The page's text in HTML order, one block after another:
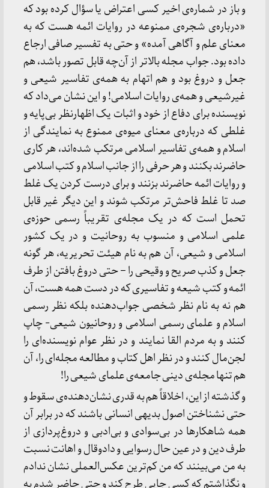
و باز در شماره‌ی اخیر کسی اعتراض یا سؤال کرده بود که
«درباره‌ی شجره‌ی ممنوعه در روایات ائمه هست که به
معنای علم و آگاهی آمده» و حتی به تفسیر صافی ارجاع
داده بود. جواب مجله بالاتر از آن‌چه قابل تصور باشد، هم
جعل و دروغ بود و هم اتهام به همه‌ی تفاسیر شیعی و
غیرشیعی و همه‌ی روایات اسلامی! و این نشان می‌داد که
نویسنده برای دفاع از خود و اثبات یک اظهارنظر بی‌پایه و
غلطی که درباره‌ی معنای میوه‌ی ممنوع به نمایندگی از
اسلام و همه‌ی تفاسیر اسلامی مرتکب شده‌اند، هر کاری
حاضرند بکنند و هر حرفی را از جانب اسلام و کتب اسلامی
و روایات ائمه حاضرند بزنند و برای درست کردن یک غلط
صد تا غلط فاحش‌تر مرتکب شوند و این دیگر غیر قابل
تحمل است که در یک مجله‌ی تقریباً رسمی حوزه‌ی
علمی اسلامی و منسوب به روحانیت و در یک کشور
اسلامی و شیعی، آن هم به نام هیئت تحریریه، هر گونه
جعل و کذب صریح و وقیحی را – حتی دروغ بافتن از طرف
ائمه و کتب شیعه و تفاسیری که در دست همه هست، آن
هم نه به نام نظر شخصی جواب‌دهنده بلکه نظر رسمی
اسلام و علمای رسمی اسلامی و روحانیون شیعی- چاپ
کنند و به مردم القا نمایند و در نظر عوام نویسنده‌ای را
لجن‌مال کنند و در نظر اهل کتاب و مطالعه مجله‌ای را، آن
هم تنها مجله‌ی دینی جامعه‌ی علمای شیعی را!
و گذشته از این، اخلاقاً هم به قدری نشان‌دهنده‌ی سقوط و
حتی نشناختن اصول بدیهی انسانی باشند که در برابر آن
همه شاهکارها در بی‌سوادی و بی‌ادبی و دروغ‌پردازی از
طرف دین و در عین حال رسوایی و دادوقال و اهانت نسبت
به من می‌بینند که من کم‌ترین عکس‌العملی نشان ندادم
و نگذاشتم که کسی جایی طرح کند و حتی حاضر شدم به